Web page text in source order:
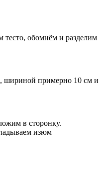
обомнём и разделим
шириной примерно 10 см и
в сторонку.
изюм